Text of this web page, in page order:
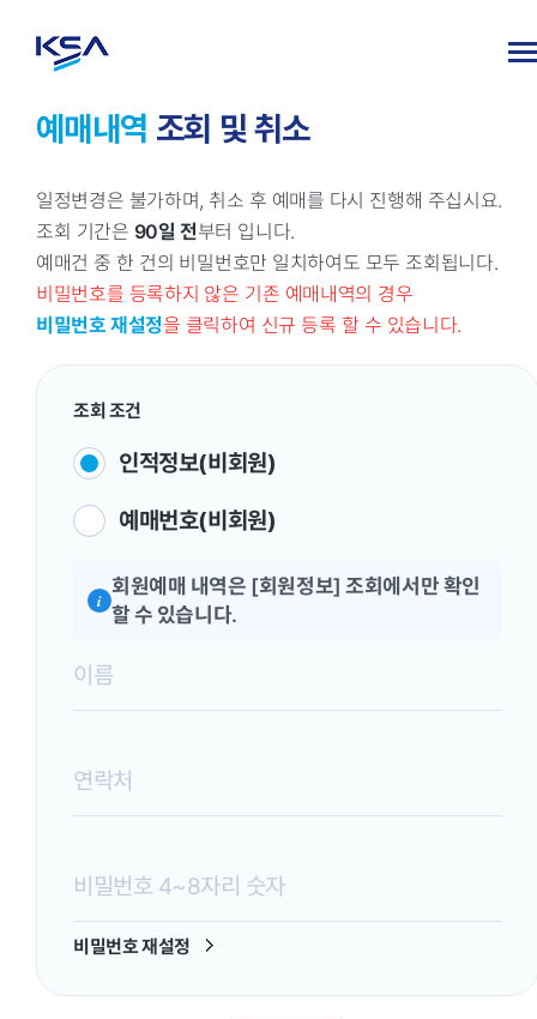
예매내역 조회 및 취소
일정변경은 불가하며, 취소 후 예매를 다시 진행해 주십시요.
조회 기간은 90일 전부터 입니다.
예매건 중 한 건의 비밀번호만 일치하여도 모두 조회됩니다.
비밀번호를 등록하지 않은 기존 예매내역의 경우
비밀번호 재설정을 클릭하여 신규 등록 할 수 있습니다.
조회 조건
인적정보(비회원)
예매번호(비회원)
i
회원예매 내역은 [회원정보] 조회에서만 확인
할 수 있습니다.
비밀번호 재설정